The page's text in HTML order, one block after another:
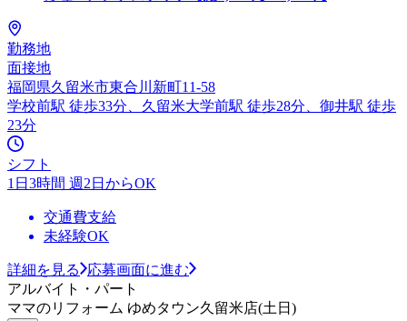
勤務地
面接地
福岡県久留米市東合川新町11-58
学校前駅 徒歩33分、久留米大学前駅 徒歩28分、御井駅 徒歩
23分
シフト
1日3時間 週2日からOK
交通費支給
未経験OK
詳細を見る
応募画面に進む
アルバイト・パート
ママのリフォーム ゆめタウン久留米店(土日)